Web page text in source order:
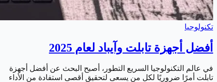
تكنولوجيا
أفضل أجهزة تابلت وآيباد لعام 2025
في عالم التكنولوجيا السريع التطور، أصبح البحث عن أفضل أجهزة
تابلت أمرًا ضروريًا لكل من يسعى لتحقيق أقصى استفادة من الأداء